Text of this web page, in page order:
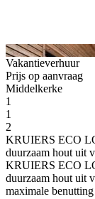
Vakantieverhuur
Prijs op aanvraag
Middelkerke
1
1
2
KRUIERS ECO
duurzaam hout uit
KRUIERS ECO
duurzaam hout uit
maximale